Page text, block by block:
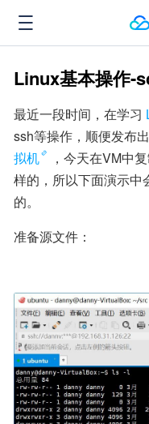
Linux基本操作-
最近一段时间，在学习
ssh等操作，顺便发布
拟机
，今天在VM中
样的，所以下面演示中
的。
准备源文件：